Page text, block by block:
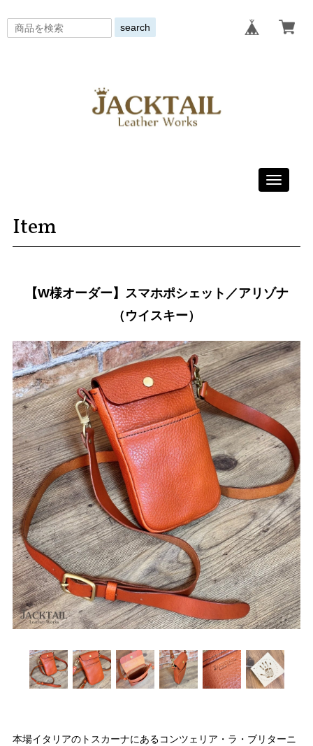
search
Toggle
Item
【W様オーダー】スマホポシェット／アリゾナ
（ウイスキー）
本場イタリアのトスカーナにあるコンツェリア・ラ・ブリターニ